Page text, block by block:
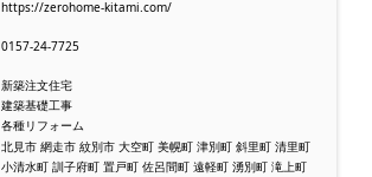
https://zerohome-kitami.com/
0157-24-7725
新築注文住宅
建築基礎工事
各種リフォーム
北見市 網走市 紋別市 大空町 美幌町 津別町 斜里町 清里町
小清水町 訓子府町 置戸町 佐呂間町 遠軽町 湧別町 滝上町